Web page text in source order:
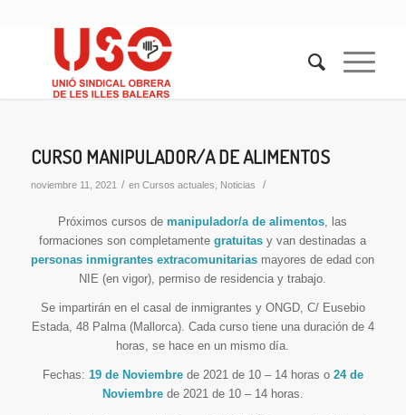
CURSO MANIPULADOR/A DE ALIMENTOS
noviembre 11, 2021 / en Cursos actuales Noticias /
Próximos cursos demanipulador/a de alimentos, las
formaciones son completamentegratuitas y van destinadas a
personas inmigrantes extracomunitarias mayores de edad con
NIE (en vigor), permiso de residencia y trabajo.
Se impartirán en el casal de inmigrantes y ONGD, C/ Eusebio
Estada, 48 Palma (Mallorca). Cada curso tiene una duración de 4
horas, se hace en un mismo día.
Fechas: 19 de Noviembrede 2021 de 10 – 14 horas o 24 de
Noviembrede 2021 de 10 – 14 horas.